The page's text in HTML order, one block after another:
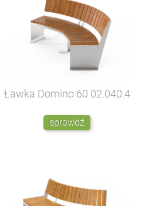
Ławka Domino 60 02.040.4
sprawdź